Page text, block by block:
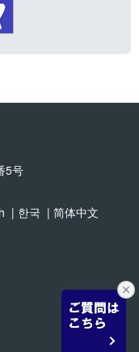
5号
한국 简体中文